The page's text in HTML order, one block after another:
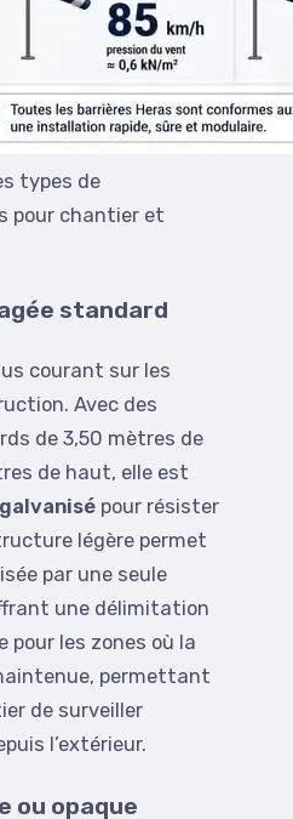
types de
pour chantier et
standard
courant sur les
Avec des
de 3,50 mètres de
de haut, elle est
pour résister
légère permet
par une seule
une délimitation
pour les zones où la
permettant
de surveiller
l’extérieur.
ou opaque